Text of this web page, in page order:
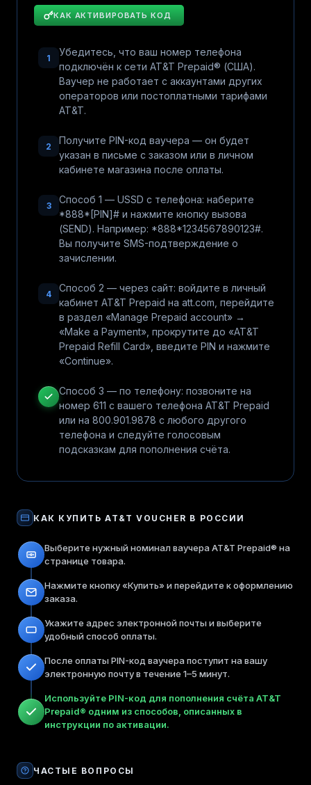
КАК АКТИВИРОВАТЬ КОД
1
Убедитесь, что ваш номер телефона
подключён к сети AT&T Prepaid® (США).
Ваучер не работает с аккаунтами других
операторов или постоплатными тарифами
AT&T.
2
Получите PIN-код ваучера — он будет
указан в письме с заказом или в личном
кабинете магазина после оплаты.
3
Способ 1 — USSD с телефона: наберите
*888*[PIN]# и нажмите кнопку вызова
(SEND). Например: *888*1234567890123#.
Вы получите SMS-подтверждение о
зачислении.
4
Способ 2 — через сайт: войдите в личный
кабинет AT&T Prepaid на att.com, перейдите
в раздел «Manage Prepaid account» →
«Make a Payment», прокрутите до «AT&T
Prepaid Refill Card», введите PIN и нажмите
«Continue».
Способ 3 — по телефону: позвоните на
номер 611 с вашего телефона AT&T Prepaid
или на 800.901.9878 с любого другого
телефона и следуйте голосовым
подсказкам для пополнения счёта.
КАК КУПИТЬ AT&T VOUCHER В РОССИИ
Выберите нужный номинал ваучера AT&T Prepaid® на
странице товара.
Нажмите кнопку «Купить» и перейдите к оформлению
заказа.
Укажите адрес электронной почты и выберите
удобный способ оплаты.
После оплаты PIN-код ваучера поступит на вашу
электронную почту в течение 1–5 минут.
Используйте PIN-код для пополнения счёта AT&T
Prepaid® одним из способов, описанных в
инструкции по активации.
ЧАСТЫЕ ВОПРОСЫ